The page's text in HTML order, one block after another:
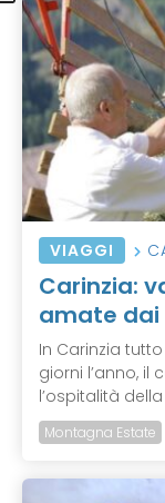
VIAGGI
Carinzia:
amate
In Carinzia
giorni l’anno, il
l’ospitalità
Montagna Estate